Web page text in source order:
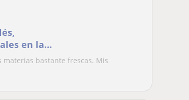
en la
bastante frescas. Mis